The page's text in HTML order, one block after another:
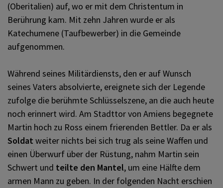
Heilige Lucia von Syrakus
(Oberitalien) auf, wo er mit dem Christentum in
Berührung kam. Mit zehn Jahren wurde er als
Katechumene (Taufbewerber) in die Gemeinde
aufgenommen.
Während seines Militärdiensts, den er auf Wunsch
seines Vaters absolvierte, ereignete sich der Legende
zufolge die berühmte Schlüsselszene, an die auch heute
noch erinnert wird. Am Stadttor von Amiens begegnete
Martin hoch zu Ross einem frierenden Bettler. Da er als
Soldat weiter nichts bei sich trug als seine Waffen und
einen Überwurf über der Rüstung, nahm Martin sein
Schwert und teilte den Mantel, um eine Hälfte dem
armen Mann zu geben. In der folgenden Nacht erschien